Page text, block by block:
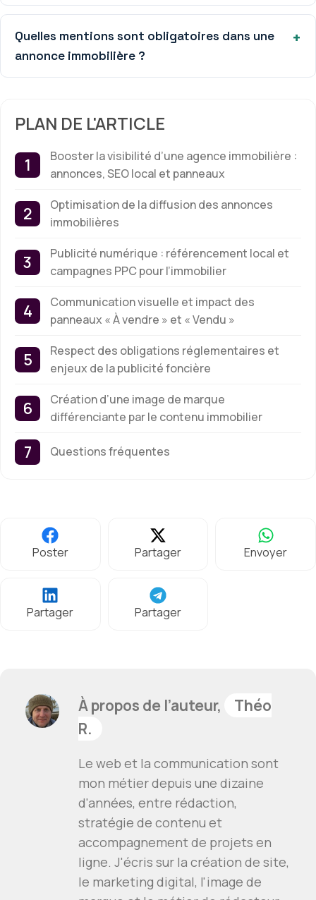
Quelles mentions sont obligatoires dans une
annonce immobilière ?
PLAN DE L'ARTICLE
Booster la visibilité d’une agence immobilière :
annonces, SEO local et panneaux
Optimisation de la diffusion des annonces
immobilières
Publicité numérique : référencement local et
campagnes PPC pour l’immobilier
Communication visuelle et impact des
panneaux « À vendre » et « Vendu »
Respect des obligations réglementaires et
enjeux de la publicité foncière
Création d’une image de marque
différenciante par le contenu immobilier
Questions fréquentes
Poster Partager Envoyer
Partager Partager
À propos de l’auteur,
Théo
R.
Le web et la communication sont
mon métier depuis une dizaine
d'années, entre rédaction,
stratégie de contenu et
accompagnement de projets en
ligne. J'écris sur la création de site,
le marketing digital, l'image de